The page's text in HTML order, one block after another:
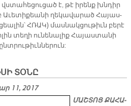
վստա­հե­ցու­ցած է, թէ ի­րենք խնդիր
Ա­ւե­տի­քեա­նի ղե­կա­վա­րած Հա­յաս­
Հ­­ՌԱԿ) մաս­նակ­ցու­թիւն բե­րէ
տե­ղի ու­նե­նա­լիք Հա­յաս­տա­նի
ՏՕՆԸ
11, 2017
ՄԱՇ­ՏՈՑ ՔԱ­ՀԱ­